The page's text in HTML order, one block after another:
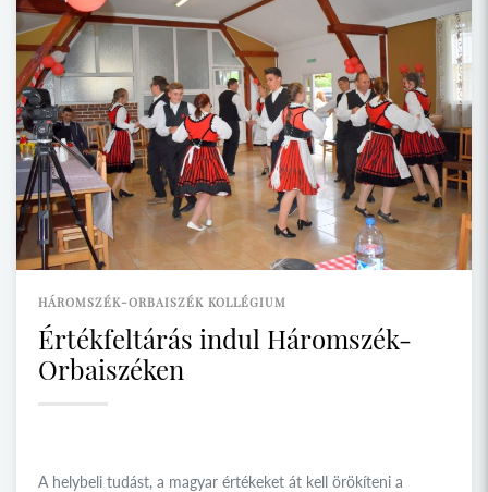
HÁROMSZÉK-ORBAISZÉK KOLLÉGIUM
Értékfeltárás indul Háromszék-
Orbaiszéken
A helybeli tudást, a magyar értékeket át kell örökíteni a